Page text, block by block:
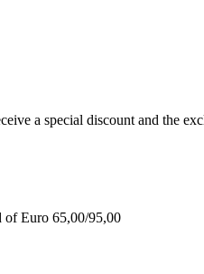
a special discount and the
of Euro 65,00/95,00